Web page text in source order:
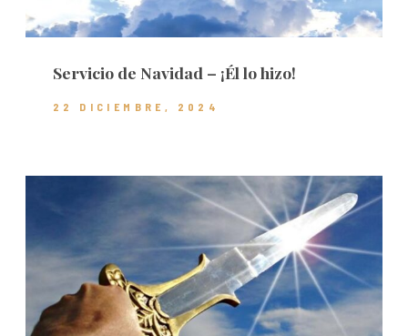
Servicio de Navidad – ¡Él lo hizo!
22 DICIEMBRE, 2024